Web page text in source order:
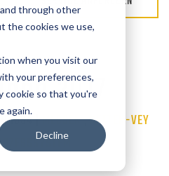
through other
the cookies we use,
when you visit our
your preferences,
cookie so that you're
again.
Decline
2017
Categories
1994 |MESSEN,KETTEN-VEY